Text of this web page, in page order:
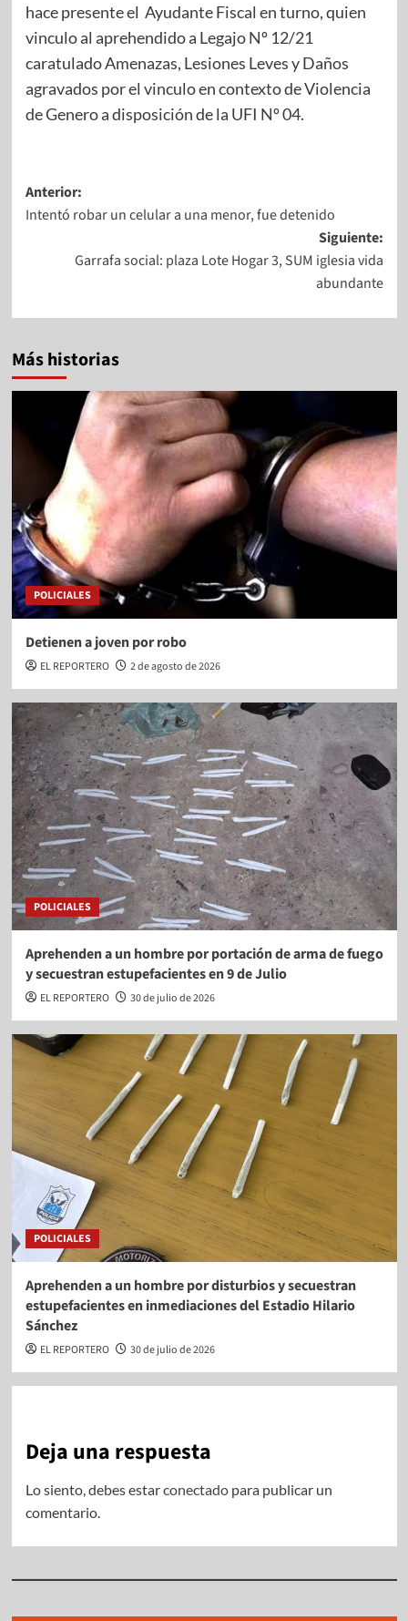
hace presente el Ayudante Fiscal en turno, quien
vinculo al aprehendido a Legajo Nº 12/21
caratulado Amenazas, Lesiones Leves y Daños
agravados por el vinculo en contexto de Violencia
de Genero a disposición de la UFI Nº 04.
Anterior:
Intentó robar un celular a una menor, fue detenido
Siguiente:
Garrafa social: plaza Lote Hogar 3, SUM iglesia vida
abundante
Más historias
POLICIALES
Detienen a joven por robo
EL REPORTERO 2 de agosto de 2026
POLICIALES
Aprehenden a un hombre por portación de arma de fuego
y secuestran estupefacientes en 9 de Julio
EL REPORTERO 30 de julio de 2026
POLICIALES
Aprehenden a un hombre por disturbios y secuestran
estupefacientes en inmediaciones del Estadio Hilario
Sánchez
EL REPORTERO 30 de julio de 2026
Deja una respuesta
Lo siento, debes estarconectadopara publicar un
comentario.